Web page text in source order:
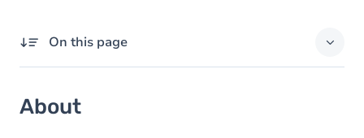
On this page
Members
About